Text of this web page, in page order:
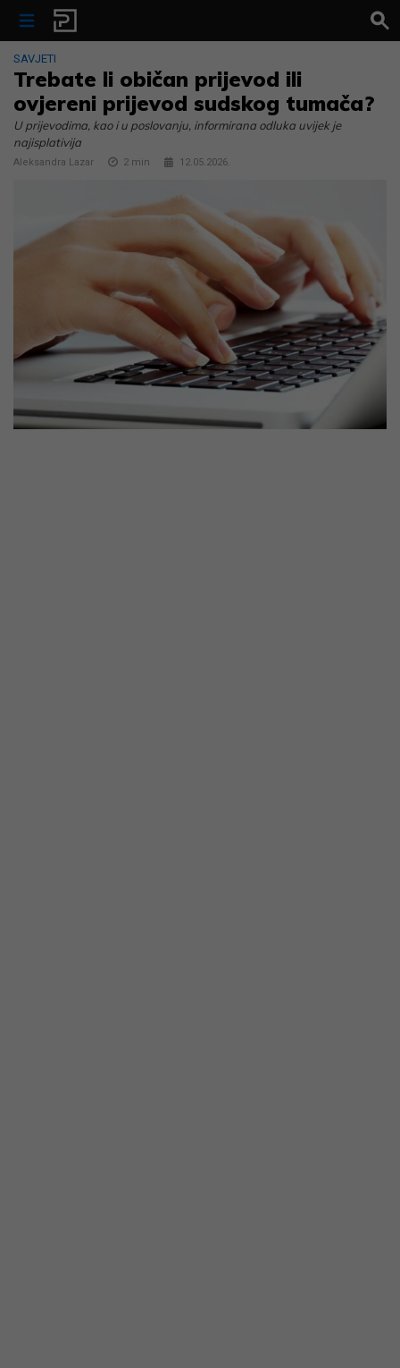
Skip to content
SAVJETI
Trebate li običan prijevod ili
ovjereni prijevod sudskog tumača?
U prijevodima, kao i u poslovanju, informirana odluka uvijek je
najisplativija
Aleksandra Lazar 2 min 12.05.2026.